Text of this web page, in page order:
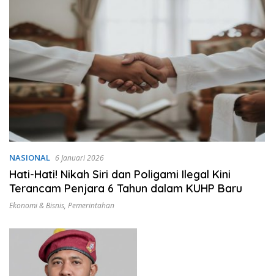
NASIONAL 6 Januari 2026
Hati-Hati! Nikah Siri dan Poligami Ilegal Kini
Terancam Penjara 6 Tahun dalam KUHP Baru
Ekonomi & Bisnis, Pemerintahan